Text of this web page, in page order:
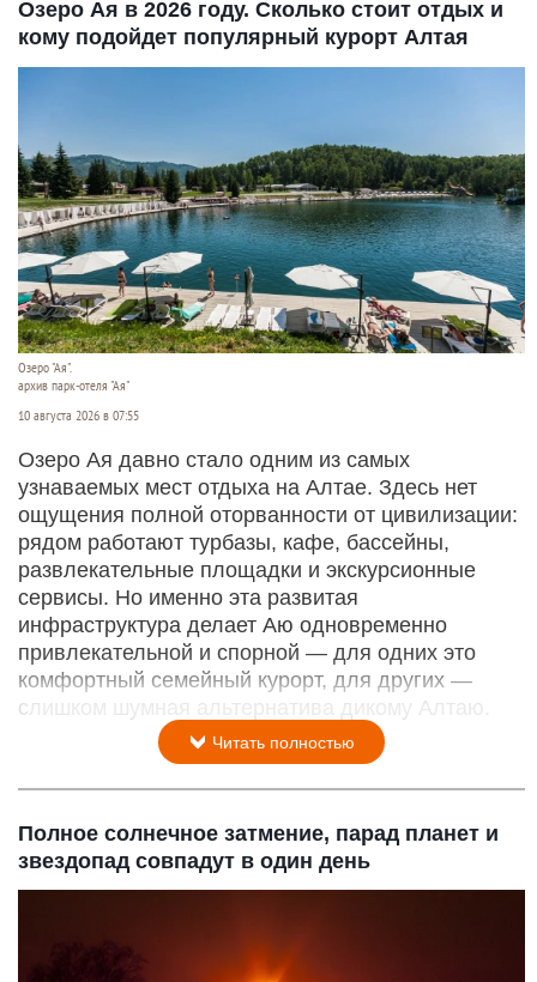
Озеро Ая в 2026 году. Сколько стоит отдых и
кому подойдет популярный курорт Алтая
Озеро "Ая".
архив парк-отеля "Ая"
10 августа 2026 в 07:55
Озеро Ая давно стало одним из самых
узнаваемых мест отдыха на Алтае. Здесь нет
ощущения полной оторванности от цивилизации:
рядом работают турбазы, кафе, бассейны,
развлекательные площадки и экскурсионные
сервисы. Но именно эта развитая
инфраструктура делает Аю одновременно
привлекательной и спорной — для одних это
комфортный семейный курорт, для других —
слишком шумная альтернатива дикому Алтаю.
Читать полностью
Полное солнечное затмение, парад планет и
звездопад совпадут в один день